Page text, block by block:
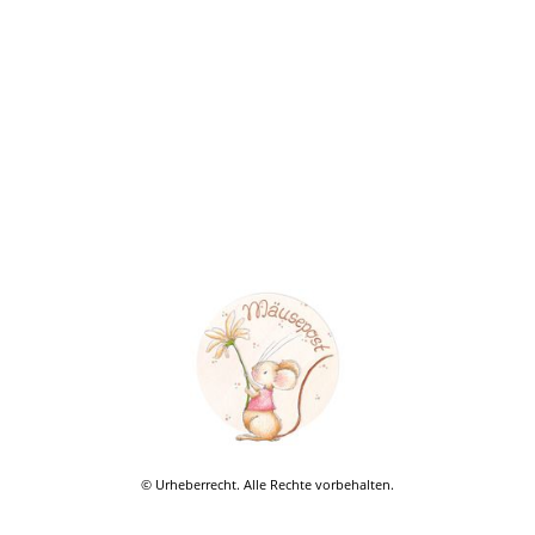
© Urheberrecht. Alle Rechte vorbehalten.